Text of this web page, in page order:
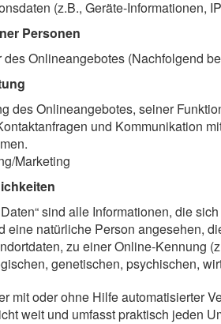
(z.B., Geräte-Informationen,
Personen
Onlineangebotes (Nachfolgend
des Onlineangebotes, seiner
und Kommunikation
Marketing
sind alle Informationen, die
eine natürliche Person angesehen,
zu einer Online-Kennung
genetischen, psychischen,
mit oder ohne Hilfe automatisierter
weit und umfasst praktisch jeden